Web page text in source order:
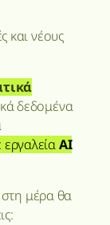
και νέους
δεδομένα
AI
στη μέρα θα